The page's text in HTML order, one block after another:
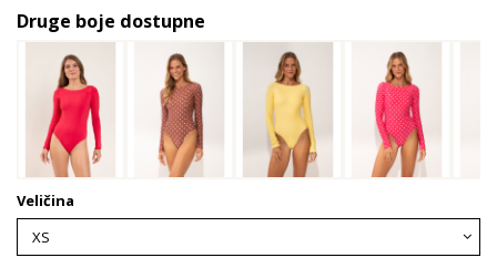
Druge boje dostupne
Veličina